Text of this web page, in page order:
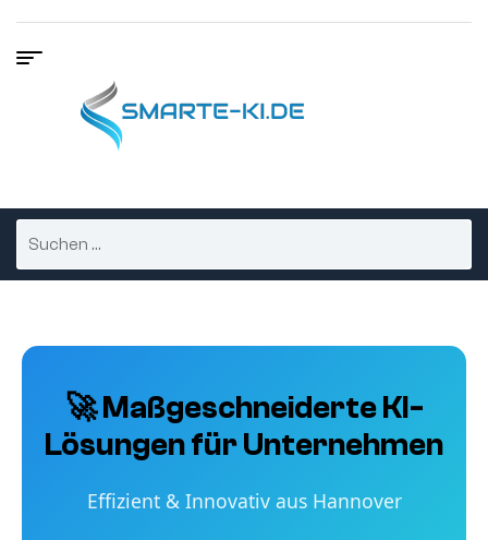
🚀 Maßgeschneiderte KI-
Lösungen für Unternehmen
Effizient & Innovativ aus Hannover